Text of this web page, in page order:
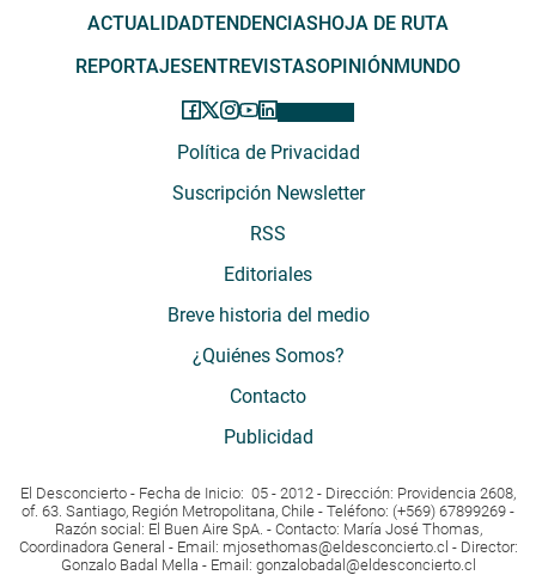
ACTUALIDADTENDENCIASHOJA DE RUTA
REPORTAJESENTREVISTASOPINIÓNMUNDO
Política de Privacidad
Suscripción Newsletter
RSS
Editoriales
Breve historia del medio
¿Quiénes Somos?
Contacto
Publicidad
El Desconcierto - Fecha de Inicio: 05 - 2012 - Dirección: Providencia 2608,
of. 63. Santiago, Región Metropolitana, Chile - Teléfono: (+569) 67899269 -
Razón social: El Buen Aire SpA. - Contacto: María José Thomas,
Coordinadora General - Email: mjosethomas@eldesconcierto.cl - Director:
Gonzalo Badal Mella - Email: gonzalobadal@eldesconcierto.cl